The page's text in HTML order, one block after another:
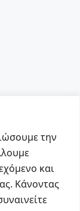
την
και
Κάνοντας